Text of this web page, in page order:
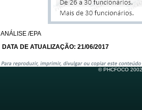
ANÁLISE /EPA
DATA DE ATUALIZAÇÃO: 21/06/2017
© PHCFOCO